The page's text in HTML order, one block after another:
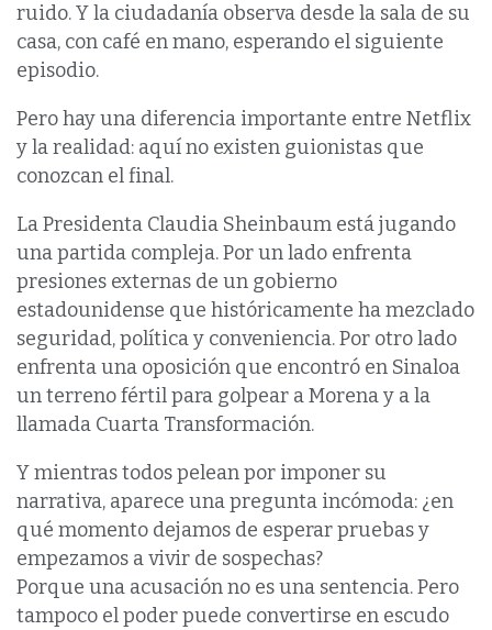
ruido. Y la ciudadanía observa desde la sala de su
casa, con café en mano, esperando el siguiente
episodio.
Pero hay una diferencia importante entre Netflix
y la realidad: aquí no existen guionistas que
conozcan el final.
La Presidenta Claudia Sheinbaum está jugando
una partida compleja. Por un lado enfrenta
presiones externas de un gobierno
estadounidense que históricamente ha mezclado
seguridad, política y conveniencia. Por otro lado
enfrenta una oposición que encontró en Sinaloa
un terreno fértil para golpear a Morena y a la
llamada Cuarta Transformación.
Y mientras todos pelean por imponer su
narrativa, aparece una pregunta incómoda: ¿en
qué momento dejamos de esperar pruebas y
empezamos a vivir de sospechas?
Porque una acusación no es una sentencia. Pero
tampoco el poder puede convertirse en escudo